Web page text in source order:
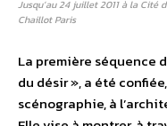
Jusqu’au 24 juillet 2011 à la Cité
Chaillot Paris
La première séquence
du désir », a été
scénographie, à